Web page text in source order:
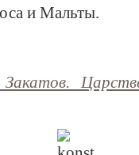
и Мальты.
Закатов.